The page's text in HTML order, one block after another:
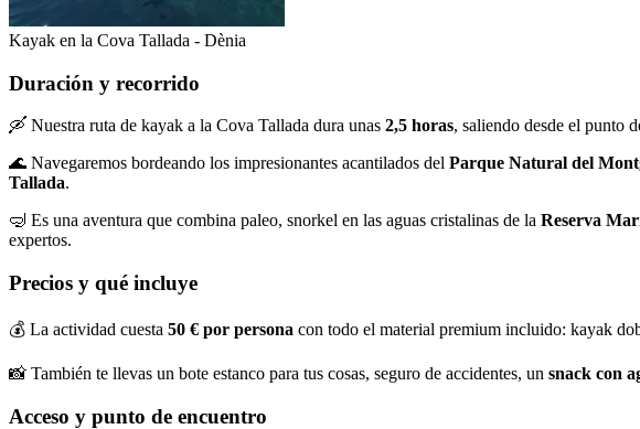
Kayak en la Cova Tallada - Dènia
Duración y recorrido
🛶 Nuestra ruta de kayak a la Cova Tallada dura unas 2,5 horas, saliendo desde el punto
🌊 Navegaremos bordeando los impresionantes acantilados del Parque Natural del
Tallada.
🤿 Es una aventura que combina paleo, snorkel en las aguas cristalinas de la Reserva
expertos.
Precios y qué incluye
💰 La actividad cuesta 50 € por persona con todo el material premium incluido: kayak
📸 También te llevas un bote estanco para tus cosas, seguro de accidentes, un snack con
Acceso y punto de encuentro